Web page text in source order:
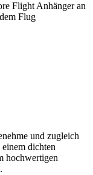
Flight Anhänger an
Flug
und zugleich
dichten
hochwertigen